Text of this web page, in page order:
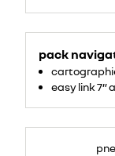
pack
easy link